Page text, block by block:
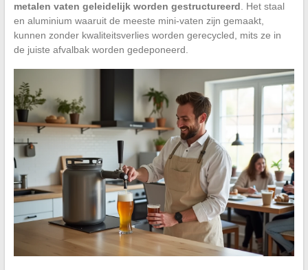
metalen vaten geleidelijk worden gestructureerd . Het staal
en aluminium waaruit de meeste mini-vaten zijn gemaakt,
kunnen zonder kwaliteitsverlies worden gerecycled, mits ze in
de juiste afvalbak worden gedeponeerd.